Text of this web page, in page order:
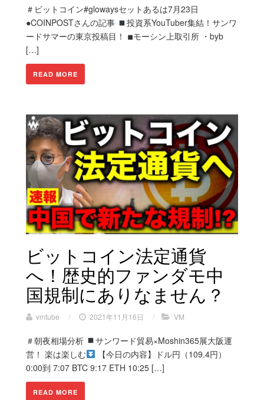
＃ビットコイン#glowaysセットあるは7月23日
●COINPOSTさんの記事
投資系YouTuber集結！サンワ
ードサマーの東京投稿目！ ◾︎モーシン上取引所 ・byb
[…]
READ MORE
ビットコイン法定通貨
へ！歴史的ファンダモ中
国規制にありなません？
vmtube / 2021年11月16日 / VM
＃朝夜相場分析
サンワード貿易×Moshin365展大阪運
営！ 楽は楽しむ
【今日の内容】ドル円（109.4円）
0:00到 7:07 BTC 9:17 ETH 10:25 […]
READ MORE